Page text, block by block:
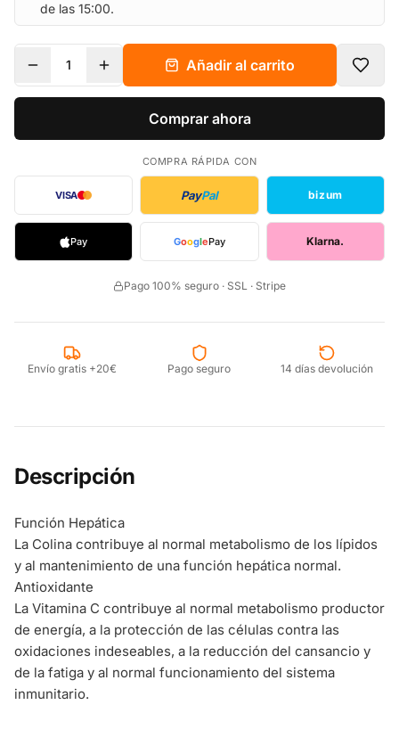
de las 15:00.
1 Añadir al carrito
Comprar ahora
COMPRA RÁPIDA CON
VISA PayPal bizum
Pay GooglePay Klarna.
Pago 100% seguro · SSL · Stripe
Envío gratis +20€ Pago seguro 14 días devolución
Descripción
Función Hepática
La Colina contribuye al normal metabolismo de los lípidos
y al mantenimiento de una función hepática normal.
Antioxidante
La Vitamina C contribuye al normal metabolismo productor
de energía, a la protección de las células contra las
oxidaciones indeseables, a la reducción del cansancio y
de la fatiga y al normal funcionamiento del sistema
inmunitario.